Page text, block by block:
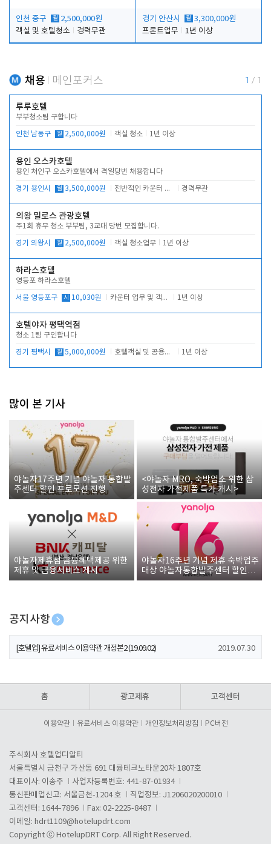
인천 중구 월 2,500,000원
객실 및 호텔청소
경력무관
경기 안산시 월 3,300,000원
프론트업무
1년 이상
채용 메인포커스 1 / 1
루루호텔
부부청소팀 구합니다
인천 남동구 월 2,500,000원 객실 청소 1년 이상
용인 오스카호텔
용인 처인구 오스카호텔에서 격일당번 채용합니다
경기 용인시 월 3,500,000원 전반적인 카운터 업무 경력무관
의왕 밀로스 관광호텔
주1회 휴무 청소 부부팀, 3교대 당번 모집합니다.
경기 의왕시 월 2,500,000원 객실 청소업무 1년 이상
하라스호텔
영등포 하라스호텔
서울 영등포구 시 10,030원 카운터 업무 및 객실관리(청소상태 확인, 객실판매) 1년 이상
호텔야자 평택역점
청소 1팀 구인합니다
경기 평택시 월 5,000,000원 호텔객실 및 공용시설 청소 관리 1년 이상
많이 본 기사
야놀자17주년 기념 야놀자 통합발
주센터 할인 프로모션 진행
<야놀자 MRO, 숙박업소 위한 삼
성전자 가전제품 특가 개시>
야놀자제휴점 금융혜택제공 위한
제휴 및 금융서비스 게시
야놀자16주년 기념 제휴 숙박업주
대상 야놀자통합발주센터 할인쿠
폰 증정
공지사항
[호텔업] 개인정보 처리방침 개정본1 (19.09.02)
[호텔업] 유료서비스 이용약관 개정본2 (19.09.02) 2019.07.30
홈 광고제휴 고객센터
이용약관 유료서비스 이용약관 개인정보처리방침 PC버전
주식회사 호텔업디알티
서울특별시 금천구 가산동 691 대륭테크노타운20차 1807호
대표이사: 이송주
사업자등록번호: 441-87-01934
통신판매업신고: 서울금천-1204 호
직업정보: J1206020200010
고객센터: 1644-7896
Fax: 02-2225-8487
이메일: hdrt1109@hotelupdrt.com
Copyright ⓒ HotelupDRT Corp. All Right Reserved.